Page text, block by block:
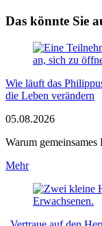
Das könnte Sie
Wie läuft das
die Leben verändern
05.08.2026
Warum
Mehr